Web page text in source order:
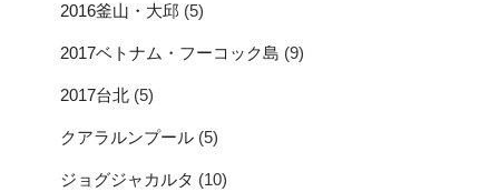
2016釜山・大邱 (5)
2017ベトナム・フーコック島 (9)
2017台北 (5)
クアラルンプール (5)
ジョグジャカルタ (10)